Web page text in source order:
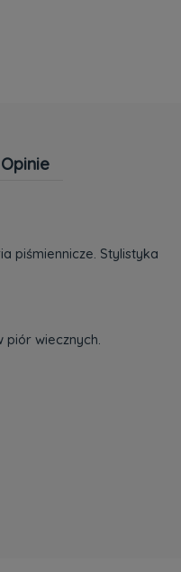
Opinie
piśmiennicze. Stylistyka
piór wiecznych.